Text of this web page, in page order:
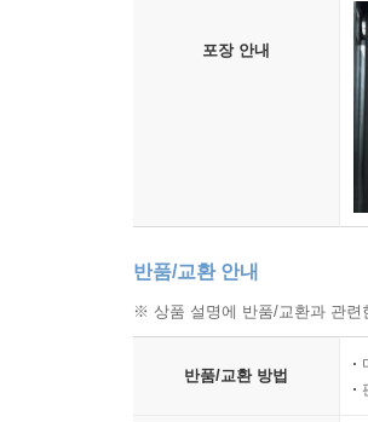
포장 안내
반품/교환 안내
※ 상품 설명에 반품/교환과 관련
반품/교환 방법